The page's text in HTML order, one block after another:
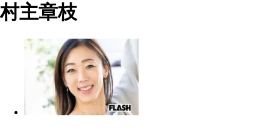
村主章枝